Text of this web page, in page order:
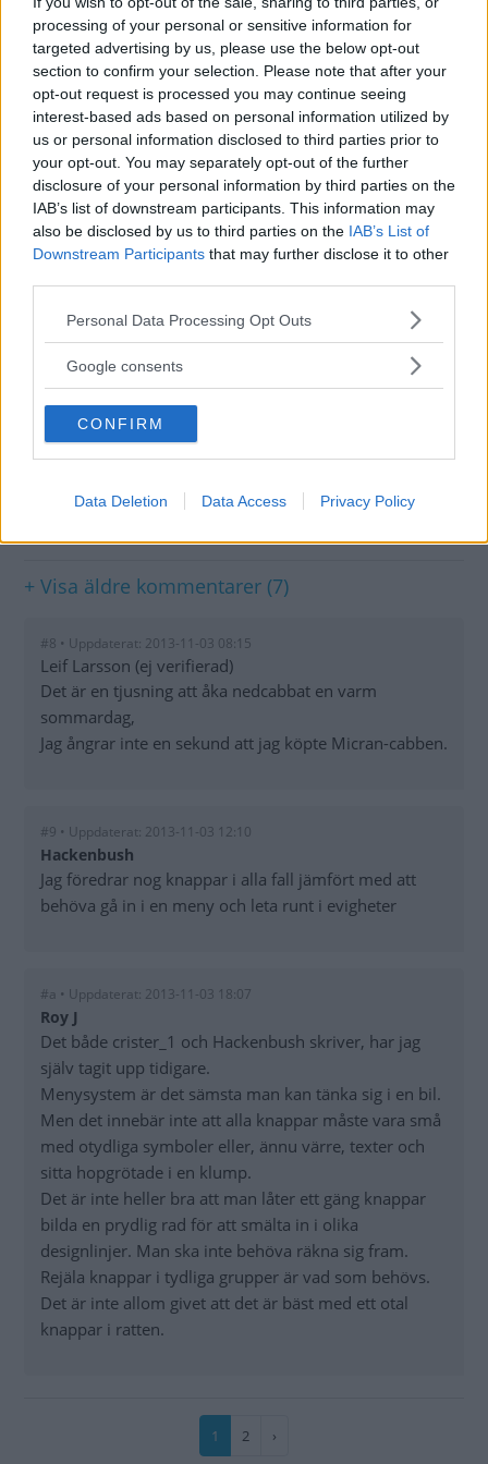
processing of your personal or sensitive information for
targeted advertising by us, please use the below opt-out
section to confirm your selection. Please note that after your
opt-out request is processed you may continue seeing
interest-based ads based on personal information utilized by
us or personal information disclosed to third parties prior to
your opt-out. You may separately opt-out of the further
disclosure of your personal information by third parties on the
IAB’s list of downstream participants. This information may
also be disclosed by us to third parties on the IAB’s List of
Downstream Participants that may further disclose it to other
Please note that this website/app uses one or more Google
not limited to your visit or usage behaviour. You may click to
use your data for below specified purposes in below Google
consent section.
Personal Data Processing Opt Outs
Google consents
CONFIRM
Data Deletion Data Access Privacy Policy
MISSA INTE KOMMANDE ARTIKLAR OM OPEL
CASCADA
Få vårt nyhetsbrev utan kostnad
personuppgiftspolicy.
ÄMNEN I ARTIKELN
KOMMENTARER
+ Visa äldre kommentarer (7)
#8 • Uppdaterat: 2013-11-03 08:15
Leif Larsson (ej verifierad)
Det är en tjusning att åka nedcabbat en varm
sommardag,
Jag ångrar inte en sekund att jag köpte Micran-cabben.
#9 • Uppdaterat: 2013-11-03 12:10
Hackenbush
Jag föredrar nog knappar i alla fall jämfört med att
behöva gå in i en meny och leta runt i evigheter
#a • Uppdaterat: 2013-11-03 18:07
Roy J
Det både crister_1 och Hackenbush skriver, har jag
själv tagit upp tidigare.
Menysystem är det sämsta man kan tänka sig i en bil.
Men det innebär inte att alla knappar måste vara små
med otydliga symboler eller, ännu värre, texter och
sitta hopgrötade i en klump.
Det är inte heller bra att man låter ett gäng knappar
bilda en prydlig rad för att smälta in i olika
designlinjer. Man ska inte behöva räkna sig fram.
Rejäla knappar i tydliga grupper är vad som behövs.
Det är inte allom givet att det är bäst med ett otal
knappar i ratten.
Nuvarande
1 Sida
2
Nästa
›